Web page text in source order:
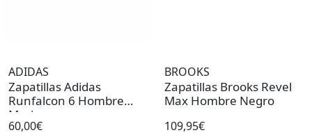
ADIDAS
Zapatillas Adidas
Runfalcon 6 Hombre
Marino
60,00€
BROOKS
Zapatillas Brooks Revel
Max Hombre Negro
109,95€